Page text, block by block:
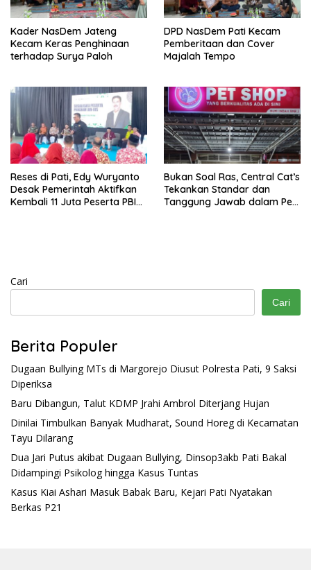
Kader NasDem Jateng
Kecam Keras Penghinaan
terhadap Surya Paloh
DPD NasDem Pati Kecam
Pemberitaan dan Cover
Majalah Tempo
Reses di Pati, Edy Wuryanto
Desak Pemerintah Aktifkan
Kembali 11 Juta Peserta PBI
Bukan Soal Ras, Central Cat’s
Tekankan Standar dan
Tanggung Jawab dalam Pet
Cari
Cari
Berita Populer
Dugaan Bullying MTs di Margorejo Diusut Polresta Pati, 9 Saksi
Diperiksa
Baru Dibangun, Talut KDMP Jrahi Ambrol Diterjang Hujan
Dinilai Timbulkan Banyak Mudharat, Sound Horeg di Kecamatan
Tayu Dilarang
Dua Jari Putus akibat Dugaan Bullying, Dinsop3akb Pati Bakal
Didampingi Psikolog hingga Kasus Tuntas
Kasus Kiai Ashari Masuk Babak Baru, Kejari Pati Nyatakan
Berkas P21